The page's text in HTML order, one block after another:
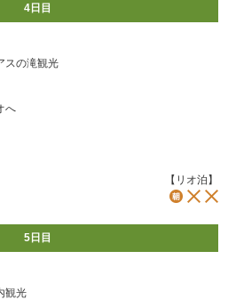
4日目
スの滝観光
へ
【リオ泊】
5日目
観光